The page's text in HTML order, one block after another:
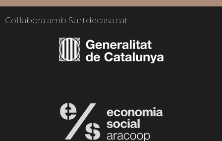
Col·labora amb Surtdecasa.cat